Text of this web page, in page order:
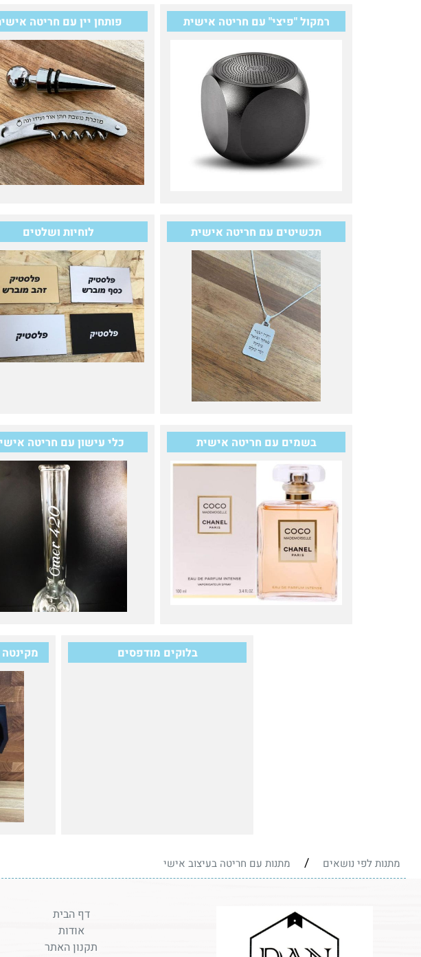
רמקול "פיצי" עם חריטה אישית פותחן יין עם חריטה
תכשיטים עם חריטה אישית לוחיות ושלטים
בשמים עם חריטה אישית כלי עישון עם חריטה
בלוקים מודפסים
מתנות לפי נושאים / מתנות עם חריטה בעיצוב אישי
דף הבית
אודות
תקנון האתר